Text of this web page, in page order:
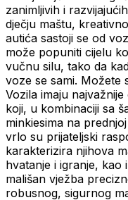
zanimljivih i
dječju maštu,
autića sastoji se od
može popuniti cijelu
vučnu silu, tako da
voze se sami. Možete
Vozila imaju
koji, u kombinaciji sa
minkiesima na
vrlo su prijateljski
karakterizira njihova
hvatanje i igranje, kao
mališan vježba
robusnog, sigurnog